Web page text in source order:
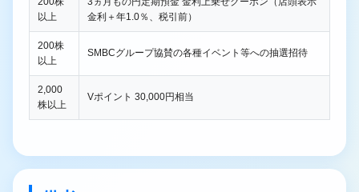
以上
金利＋年1.0％、税引前）
200株
以上
SMBCグループ協賛の各種イベント等への抽選招待
2,000
株以上
Vポイント 30,000円相当